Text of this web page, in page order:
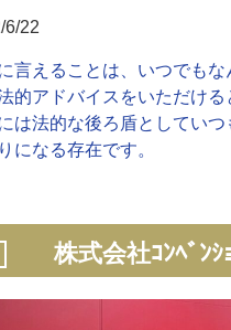
6/22
言えることは、いつでも
的アドバイスをいただけ
は法的な後ろ盾としてい
になる存在です。
株式会社ｺﾝﾍﾞﾝｼ